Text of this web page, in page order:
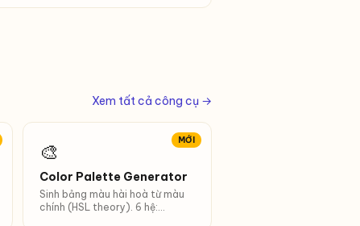
Xem tất cả công cụ →
MỚI
🎨
Color Palette Generator
Sinh bảng màu hài hoà từ màu
chính (HSL theory). 6 hệ: